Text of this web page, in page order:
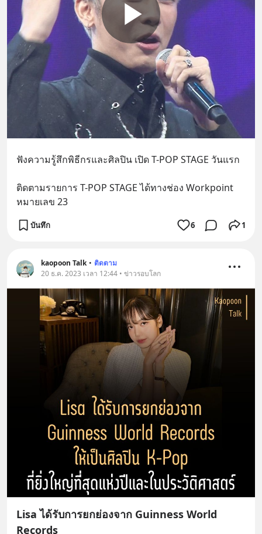
ฟังความรู้สึกพิธีกรและศิลปิน เปิด T-POP STAGE วันแรก
ติดตามรายการ T-POP STAGE ได้ทางช่อง Workpoint
หมายเลข 23
บันทึก 6 1
kaopoon Talk • ติดตาม
20 ธ.ค. 2023 เวลา 12:44 • ข่าวรอบโลก
Lisa ได้รับการยกย่องจาก Guinness World
Records